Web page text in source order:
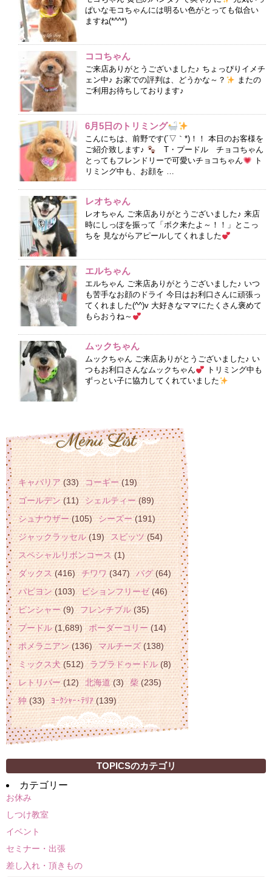
ぱいなモコちゃんには明るい色がとっても似合い
ますね(*^^*)
ココちゃん
ご来店ありがとうございました♪ ちょっぴりイメチ
ェン中♪ お家での評判は、どうかな～？
またの
ご利用お待ちしております♪
6月5日のトリミング
こんにちは、前野です(´▽｀*)！！ 本日のお客様を
ご紹介致します♪
T・プードル チョコちゃん
とってもフレンドリーで可愛いチョコちゃん
ト
リミング中も、お顔を …
レオちゃん
レオちゃん ご来店ありがとうございました♪ 来店
時にしっぽを振って「ボク来たよ～！！」とこっ
ちを 見ながらアピールしてくれました
エルちゃん
エルちゃん ご来店ありがとうございました♪ いつ
も苦手なお顔のドライ 今日はお利口さんに頑張っ
てくれました(^^)v 大好きなママにたくさん褒めて
もらおうね～
ムックちゃん
ムックちゃん ご来店ありがとうございました♪ い
つもお利口さんなムックちゃん
トリミング中も
ずっとい子に協力してくれていました
キャバリア(33) コーギー(19)
ゴールデン(11) シェルティー(89)
シュナウザー(105) シーズー(191)
ジャックラッセル(19) スピッツ(54)
スペシャルリボンコース(1)
ダックス(416) チワワ(347) パグ(64)
パピヨン(103) ビションフリーゼ(46)
ピンシャー(9) フレンチブル(35)
プードル(1,689) ボーダーコリー(14)
ポメラニアン(136) マルチーズ(138)
ミックス犬(512) ラブラドゥードル(8)
レトリバー(12) 北海道(3) 柴(235)
狆(33) ﾖｰｸｼｬｰ･ﾃﾘｱ(139)
TOPICSのカテゴリ
カテゴリー
お休み
しつけ教室
イベント
セミナー・出張
差し入れ・頂きもの